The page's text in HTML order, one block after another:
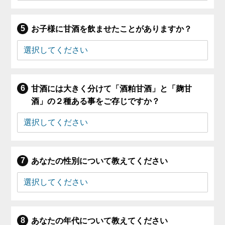
お子様に甘酒を飲ませたことがありますか？
甘酒には大きく分けて「酒粕甘酒」と「麹甘
酒」の２種ある事をご存じですか？
あなたの性別について教えてください
あなたの年代について教えてください